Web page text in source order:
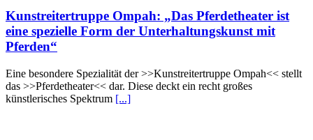
Kunstreitertruppe Ompah: „Das Pferdetheater ist
eine spezielle Form der Unterhaltungskunst mit
Pferden“
Eine besondere Spezialität der >>Kunstreitertruppe Ompah<< stellt
das >>Pferdetheater<< dar. Diese deckt ein recht großes
künstlerisches Spektrum [...]